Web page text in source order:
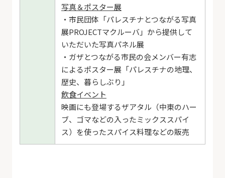
写真＆ポスター展
・市民団体「パレスチナとつながる写真
展PROJECTマクルーバ」から提供して
いただいた写真パネル展
・ガザとつながる市民の会メンバー有志
によるポスター展「パレスチナの地理、
歴史、暮らしぶり」
飲食イベント
映画にも登場するザアタル（中東のハー
ブ、ゴマなどの入ったミックススパイ
ス）を使ったスパイス料理などの販売